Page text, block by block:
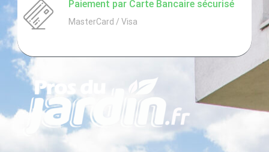
Paiement par Carte Bancaire sécurisé
MasterCard / Visa